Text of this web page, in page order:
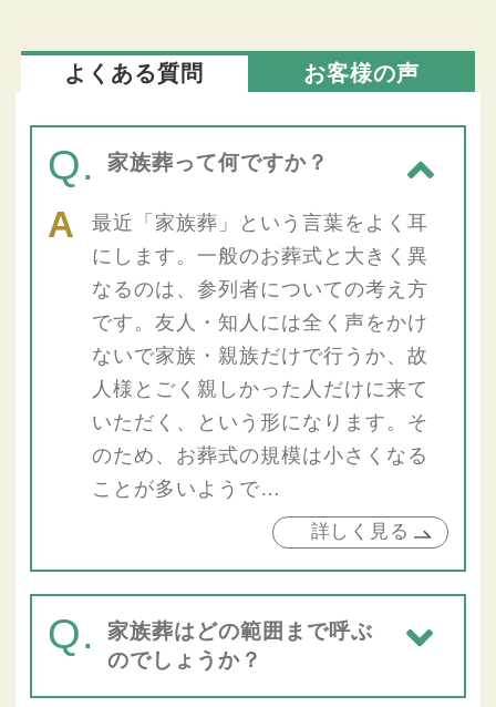
よくある質問 お客様の声
Q. 家族葬って何ですか？
最近「家族葬」という言葉をよく耳
にします。一般のお葬式と大きく異
なるのは、参列者についての考え方
です。友人・知人には全く声をかけ
ないで家族・親族だけで行うか、故
人様とごく親しかった人だけに来て
いただく、という形になります。そ
のため、お葬式の規模は小さくなる
ことが多いようで…
詳しく見る
Q.
家族葬はどの範囲まで呼ぶ
のでしょうか？